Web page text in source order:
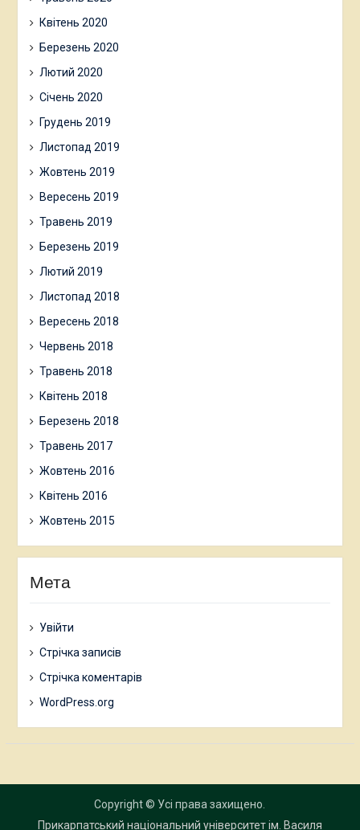
Квітень 2020
Березень 2020
Лютий 2020
Січень 2020
Грудень 2019
Листопад 2019
Жовтень 2019
Вересень 2019
Травень 2019
Березень 2019
Лютий 2019
Листопад 2018
Вересень 2018
Червень 2018
Травень 2018
Квітень 2018
Березень 2018
Травень 2017
Жовтень 2016
Квітень 2016
Жовтень 2015
Мета
Увійти
Стрічка записів
Стрічка коментарів
WordPress.org
Copyright © Усі права захищено.
Прикарпатський національний університет ім. Василя